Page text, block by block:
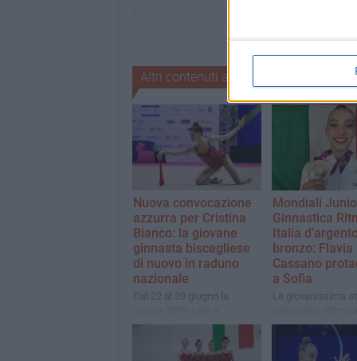
Altri contenuti a tema
Nuova convocazione
azzurra per Cristina
Bianco: la giovane
ginnasta biscegliese
di nuovo in raduno
nazionale
Dal 22 al 28 giugno la
Mezzana per un
allenamento collegiale con
le migliori atlete Senior della
Mondiali
Ginnastica
Italia
bronzo: Flavia
Cassano
a Sofia
La giovanissima
con la Nazionale:
medaglie iridate
nell’esercizio alle